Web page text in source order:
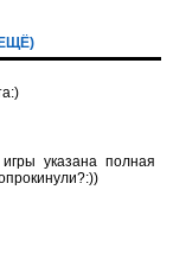
указана полная